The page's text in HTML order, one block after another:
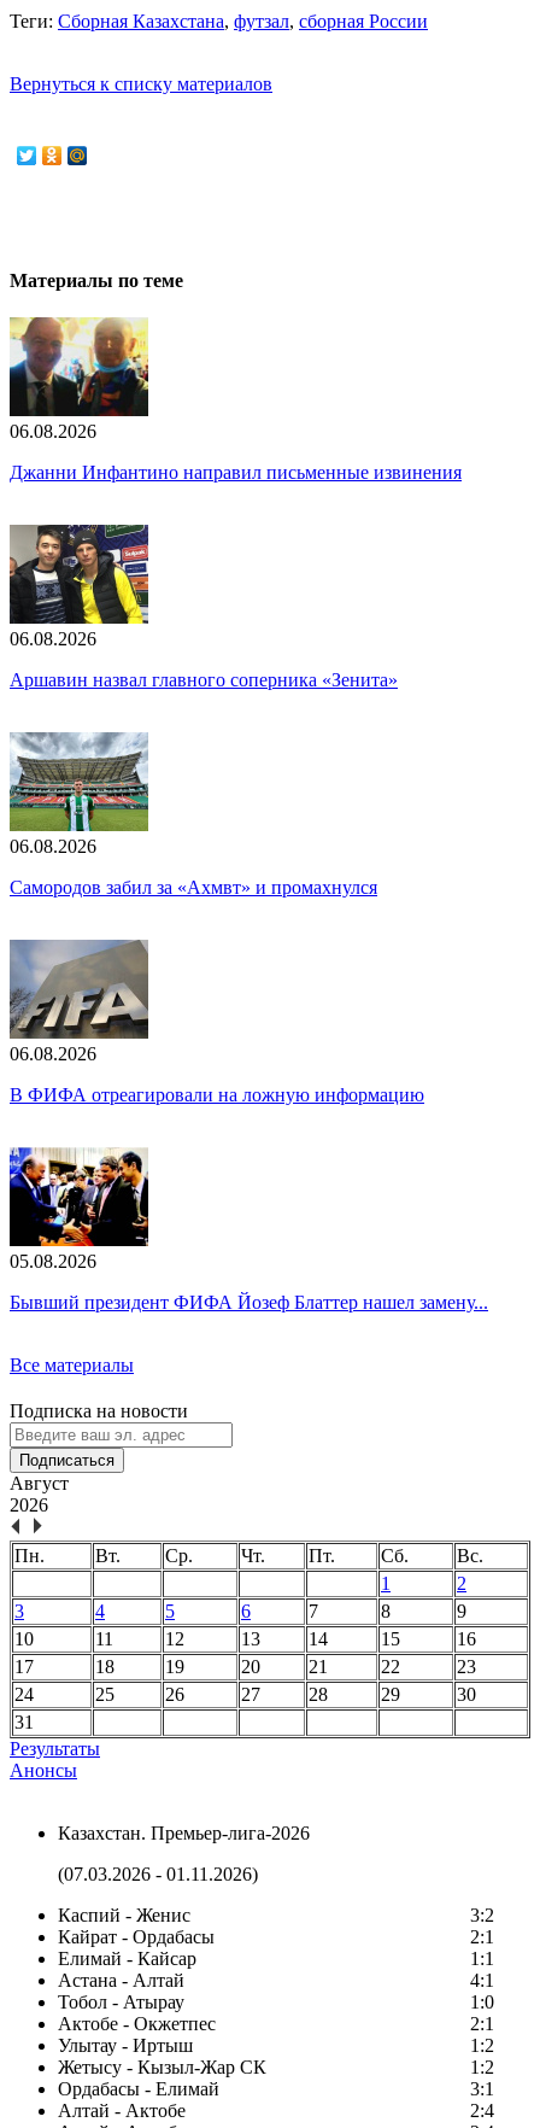
Теги: Сборная Казахстана, футзал, сборная России
Вернуться к списку материалов
Материалы по теме
06.08.2026
Джанни Инфантино направил письменные извинения
06.08.2026
Аршавин назвал главного соперника «Зенита»
06.08.2026
Самородов забил за «Ахмвт» и промахнулся
06.08.2026
В ФИФА отреагировали на ложную информацию
05.08.2026
Бывший президент ФИФА Йозеф Блаттер нашел замену...
Все материалы
Подписка на новости
Подписаться
Август
2026
Пн. Вт. Ср. Чт. Пт. Сб.
Вс.
1
2
3
4 5 6 7 8
9
10
11 12 13 14 15
16
17
18 19 20 21 22
23
24
25 26 27 28 29
30
31
Результаты
Анонсы
Казахстан. Премьер-лига-2026
(07.03.2026 - 01.11.2026)
Каспий - Женис
3:2
Кайрат - Ордабасы
2:1
Елимай - Кайсар
1:1
Астана - Алтай
4:1
Тобол - Атырау
1:0
Актобе - Окжетпес
2:1
Улытау - Иртыш
1:2
Жетысу - Кызыл-Жар СК
1:2
Ордабасы - Елимай
3:1
Алтай - Актобе
2:4